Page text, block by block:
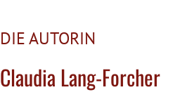
DIE AUTORIN
Claudia Lang-Forcher